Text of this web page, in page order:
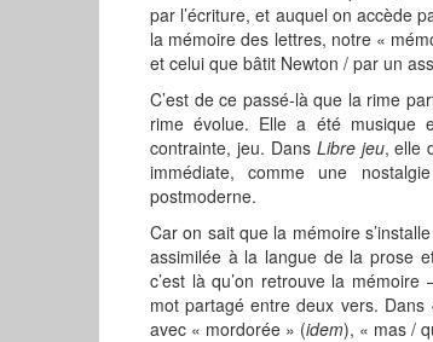
par l’écriture, et auquel on accède
la mémoire des lettres, notre «
et celui que bâtit Newton / par un
C’est de ce passé-là que la rime
rime évolue. Elle a été musique
contrainte, jeu. Dans Libre jeu, elle
immédiate, comme une
postmoderne.
Car on sait que la mémoire
assimilée à la langue de la prose
c’est là qu’on retrouve la mémoire
mot partagé entre deux vers.
avec « mordorée » (idem), « mas /